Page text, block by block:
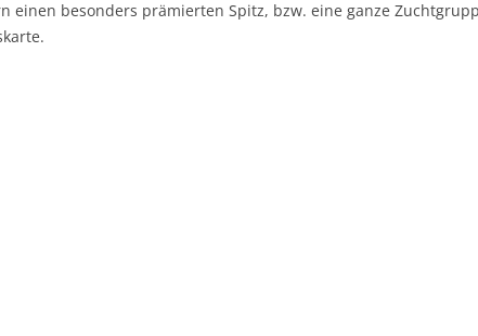
einen besonders prämierten Spitz, bzw. eine ganze